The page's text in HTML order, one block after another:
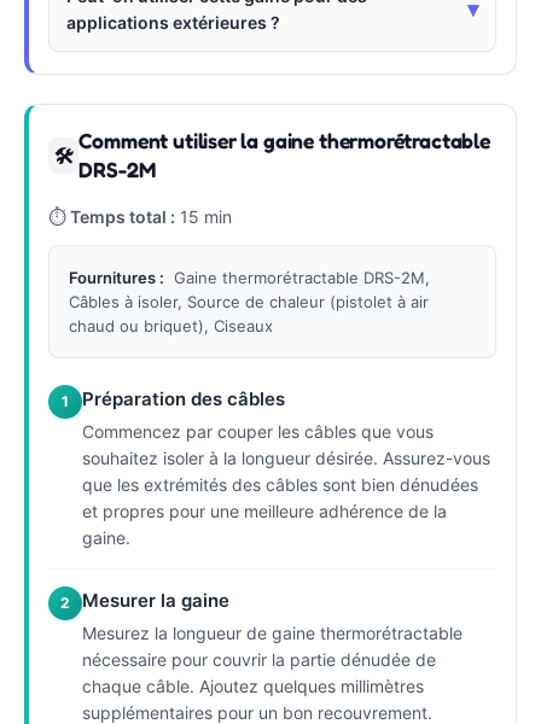
applications extérieures ?
▾
🛠
Comment utiliser la gaine thermorétractable
DRS-2M
⏱Temps total : 15 min
Fournitures : Gaine thermorétractable DRS-2M,
Câbles à isoler, Source de chaleur (pistolet à air
chaud ou briquet), Ciseaux
1 Préparation des câbles
Commencez par couper les câbles que vous
souhaitez isoler à la longueur désirée. Assurez-vous
que les extrémités des câbles sont bien dénudées
et propres pour une meilleure adhérence de la
gaine.
2 Mesurer la gaine
Mesurez la longueur de gaine thermorétractable
nécessaire pour couvrir la partie dénudée de
chaque câble. Ajoutez quelques millimètres
supplémentaires pour un bon recouvrement.